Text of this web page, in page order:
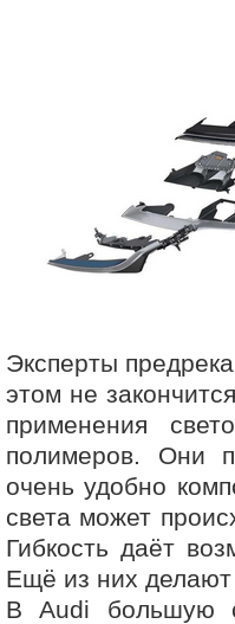
Эксперты
этом не
применения
полимеров. Они
очень удобно
света может
Гибкость даёт
Ещё из них
В Audi большую